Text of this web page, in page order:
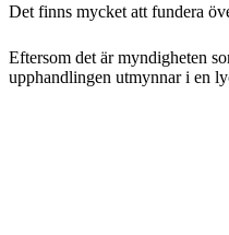
Det finns mycket att fundera
Eftersom det är myndigheten
upphandlingen utmynnar i en